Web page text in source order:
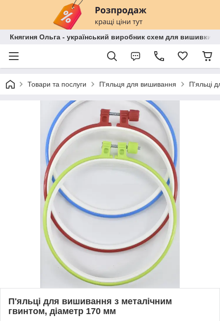
Княгиня Ольга - український виробник схем для вишивки
Товари та послуги П'яльця для вишивання П'яльці
П'яльці для вишивання з металічним
гвинтом, діаметр 170 мм